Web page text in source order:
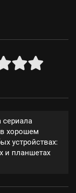
сериала
хорошем
устройствах:
и планшетах